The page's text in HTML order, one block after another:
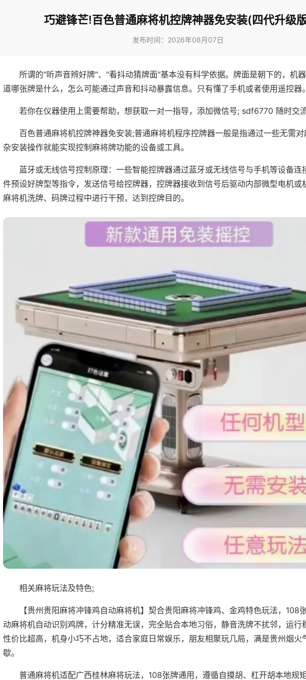
巧避锋芒!百色普通麻将机控牌神器免安装(四代升级
发布时间：2026年08月07日
所谓的"听声音辨好牌"、"看抖动猜牌面"基本没有科学依据。牌面是朝下的，机
道哪张牌是什么，怎么可能通过声音和抖动暴露信息。只有懂了手机或者使用遥控器。
若你在仪器使用上需要帮助，想获取一对一指导，添加微信号; sdf6770 随时交流
百色普通麻将机控牌神器免安装;普通麻将机程序控牌器一般是指通过一些无需
杂安装操作就能实现控制麻将牌功能的设备或工具。
蓝牙或无线信号控制原理：一些智能控牌器通过蓝牙或无线信号与手机等设备连
件预设好牌型等指令，发送信号给控牌器，控牌器接收到信号后驱动内部微型电机或
麻将机洗牌、码牌过程中进行干预，达到控牌目的。
相关麻将玩法及特色;
【贵州贵阳麻将冲锋鸡自动麻将机】契合贵阳麻将冲锋鸡、金鸡特色玩法，108
动麻将机自动识别鸡牌，计分精准无误，完全贴合本地习俗，静音洗牌不扰邻，运行
性价比超高，机身小巧不占地，适合家庭日常娱乐，朋友相聚玩几局，满是贵州烟火
歇。
普通麻将机适配广西桂林麻将玩法，108张牌通用，遵循自摸胡、杠开胡本地规